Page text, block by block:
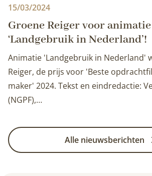
15/03/2024
Groene Reiger voor animatie
‘Landgebruik in Nederland’!
Animatie 'Landgebruik in Nederland'
Reiger, de prijs voor 'Beste
maker' 2024. Tekst en eindredactie:
(NGPF),…
Alle nieuwsberichten